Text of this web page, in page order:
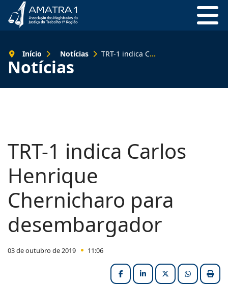
Notícias
Início Notícias TRT-1 indica Carlos Henrique Chernicharo para desembargador
TRT-1 indica Carlos
Henrique
Chernicharo para
desembargador
03 de outubro de 2019 11:06
FacebookLinkedInX (formerly